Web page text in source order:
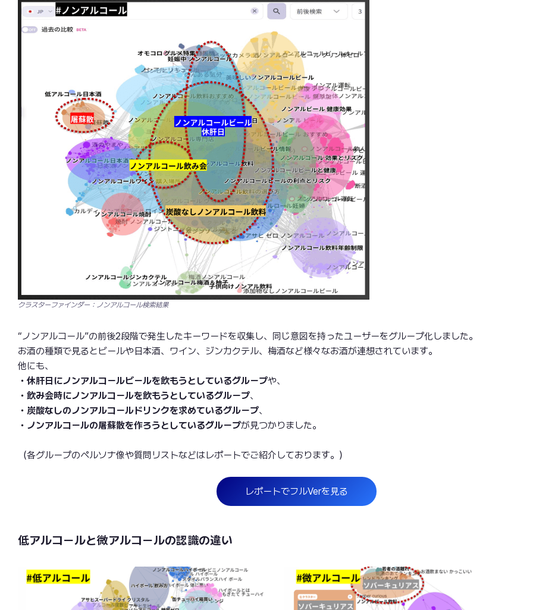
クラスターファインダー：ノンアルコール検索結果
“ノンアルコール”の前後2段階で発生したキーワードを収集し、同じ意図を持ったユーザーをグループ化しました。
お酒の種類で見るとビールや日本酒、ワイン、ジンカクテル、梅酒など様々なお酒が連想されています。
他にも、
・休肝日にノンアルコールビールを飲もうとしているグループや、
・飲み会時にノンアルコールを飲もうとしているグループ、
・炭酸なしのノンアルコールドリンクを求めているグループ、
・ノンアルコールの屠蘇散を作ろうとしているグループが見つかりました。
（各グループのペルソナ像や質問リストなどはレポートでご紹介しております。）
レポートでフルVerを見る
低アルコールと微アルコールの認識の違い